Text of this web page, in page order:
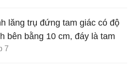
lăng trụ đứng tam giác có độ
bên bằng 10 cm, đáy là tam
7